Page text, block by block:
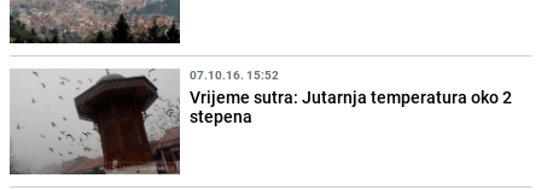
07.10.16. 15:52
Vrijeme sutra: Jutarnja temperatura oko 2
stepena